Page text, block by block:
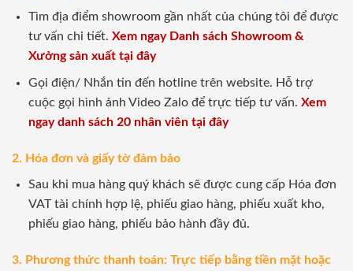
Tìm địa điểm showroom gần nhất của chúng tôi để được
tư vấn chi tiết. Xem ngay Danh sách Showroom &
Xưởng sản xuất tại đây
Gọi điện/ Nhắn tin đến hotline trên website. Hỗ trợ
cuộc gọi hình ảnh Video Zalo để trực tiếp tư vấn. Xem
ngay danh sách 20 nhân viên tại đây
2. Hóa đơn và giấy tờ đảm bảo
Sau khi mua hàng quý khách sẽ được cung cấp Hóa đơn
VAT tài chính hợp lệ, phiếu giao hàng, phiếu xuất kho,
phiếu giao hàng, phiếu bảo hành đầy đủ.
3. Phương thức thanh toán: Trực tiếp bằng tiền mặt hoặc